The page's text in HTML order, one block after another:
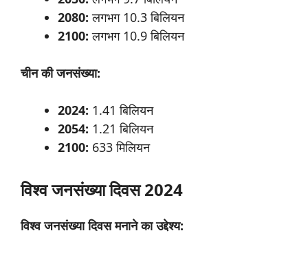
2080: लगभग 10.3 बिलियन
2100: लगभग 10.9 बिलियन
चीनकीजनसंख्या:
2024: 1.41 बिलियन
2054: 1.21 बिलियन
2100: 633 मिलियन
विश्वजनसंख्यादिवस 2024
विश्व जनसंख्या दिवस मनानेकाउद्देश्य: